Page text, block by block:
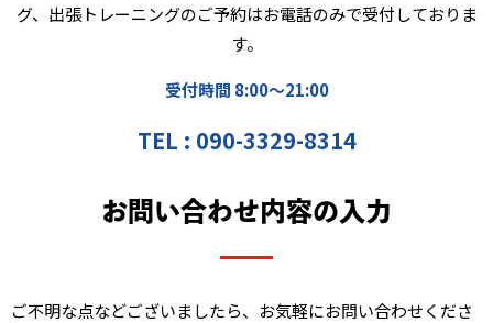
グ、 出張トレーニングのご予約はお電話のみで受付しておりま
す。
受付時間 8:00～21:00
TEL : 090-3329-8314
お問い合わせ内容の入力
ご不明な点などございましたら、お気軽にお問い合わせくださ